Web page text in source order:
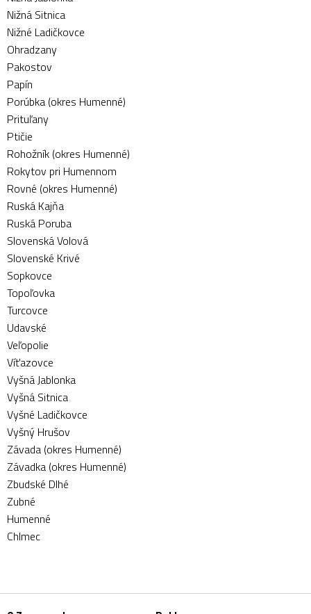
Nižná Sitnica
Nižné Ladičkovce
Ohradzany
Pakostov
Papín
Porúbka (okres Humenné)
Prituľany
Ptičie
Rohožník (okres Humenné)
Rokytov pri Humennom
Rovné (okres Humenné)
Ruská Kajňa
Ruská Poruba
Slovenská Volová
Slovenské Krivé
Sopkovce
Topoľovka
Turcovce
Udavské
Veľopolie
Víťazovce
Vyšná Jablonka
Vyšná Sitnica
Vyšné Ladičkovce
Vyšný Hrušov
Závada (okres Humenné)
Závadka (okres Humenné)
Zbudské Dlhé
Zubné
Humenné
Chlmec